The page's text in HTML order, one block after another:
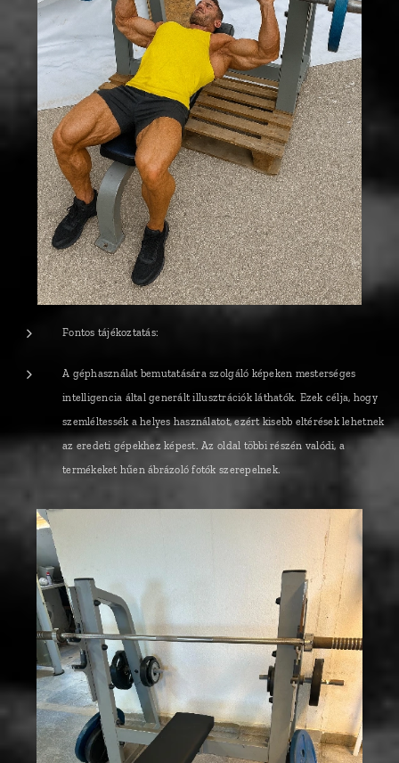
Fontos tájékoztatás:
A géphasználat bemutatására szolgáló képeken mesterséges
intelligencia által generált illusztrációk láthatók. Ezek célja, hogy
szemléltessék a helyes használatot, ezért kisebb eltérések lehetnek
az eredeti gépekhez képest. Az oldal többi részén valódi, a
termékeket hűen ábrázoló fotók szerepelnek.